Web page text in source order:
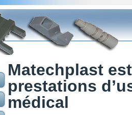
Matechplast
prestations
médical